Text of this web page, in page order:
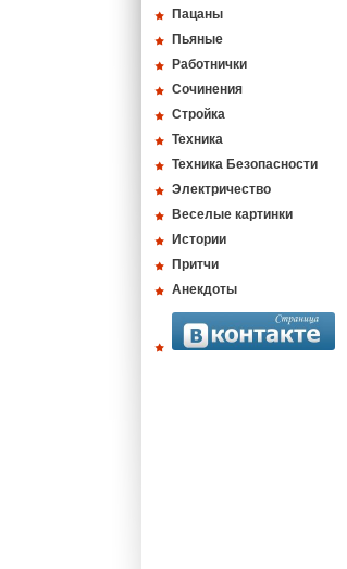
Пацаны
Пьяные
Работнички
Сочинения
Стройка
Техника
Техника Безопасности
Электричество
Веселые картинки
Истории
Притчи
Анекдоты